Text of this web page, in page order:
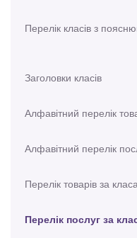
Перелік класів з
Заголовки класів
Алфавітний перелік
Алфавітний перелік
Перелік товарів за
Перелік послуг за